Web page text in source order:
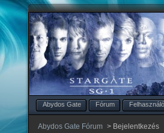
Abydos Gate Fórum
Abydos Gate Fórum > Bejelentkezés